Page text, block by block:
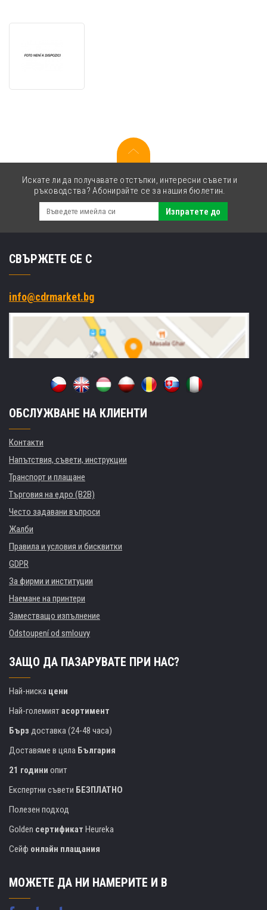
Искате ли да получавате отстъпки, интересни съвети и
ръководства? Абонирайте се за нашия бюлетин.
Изпратете до
СВЪРЖЕТЕ СЕ С
info@cdrmarket.bg
ОБСЛУЖВАНЕ НА КЛИЕНТИ
Контакти
Напътствия, съвети, инструкции
Транспорт и плащане
Търговия на едро (B2B)
Често задавани въпроси
Жалби
Правила и условия и бисквитки
GDPR
За фирми и институции
Наемане на принтери
Заместващо изпълнение
Odstoupení od smlouvy
ЗАЩО ДА ПАЗАРУВАТЕ ПРИ НАС?
Най-ниска цени
Най-големиятасортимент
Бърз доставка (24-48 часа)
Доставяме в цяла България
21 години опит
Експертни съвети БЕЗПЛАТНО
Полезен подход
Golden сертификат Heureka
Сейф онлайн плащания
МОЖЕТЕ ДА НИ НАМЕРИТЕ И В